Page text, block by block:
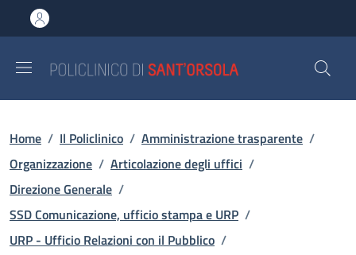
al contenuto principale
to footer content
Briciole di pane
Home / Il Policlinico / Amministrazione trasparente /
Organizzazione / Articolazione degli uffici /
Direzione Generale /
SSD Comunicazione, ufficio stampa e URP /
URP - Ufficio Relazioni con il Pubblico /